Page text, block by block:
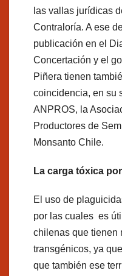
las vallas jurídicas
Contraloría. A ese
publicación en el
Concertación y el
Piñera tienen
coincidencia, en su
ANPROS, la
Productores de
Monsanto Chile.
La carga tóxica
El uso de
por las cuales es
chilenas que tienen
transgénicos, ya
que también ese